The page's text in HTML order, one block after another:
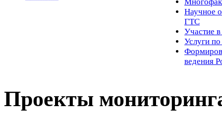
Научное
ГТС
Участие
Услуги
ведения
Проекты